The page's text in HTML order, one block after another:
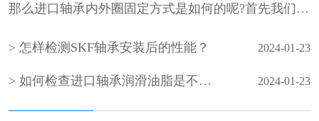
那么进口轴承内外圈固定方式是如何的呢?首先我们先
怎样检测SKF轴承安装后的性能？
2024-01-23
如何检查进口轴承润滑油脂是不是霉变 2024-01-23